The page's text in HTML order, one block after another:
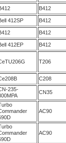
B412
412SP B412
B412
412EP B412
T206
C208
235-
CN35
AC90
AC90